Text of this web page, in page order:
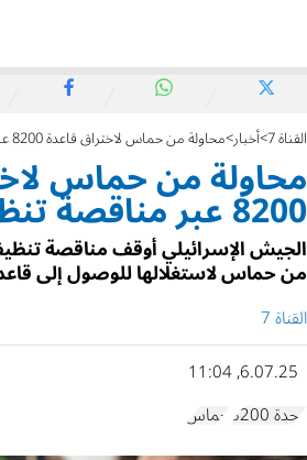
القناة 7 أخبار محاولة من حماس لاختراق قاعدة 8200 عبر مناقصة تنظيف
محاولة من حماس
8200 عبر مناقصة تنظيف
الجيش الإسرائيلي أوقف مناقصة
من حماس لاستغلالها للوصول إلى
القناة 7
6.07.25, 11:04
وحدة 8200
حماس